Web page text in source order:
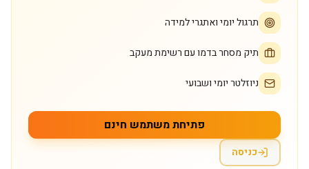
תרגול יומי ואתגרי למידה
תיק מסחר בדמו עם רשימת מעקב
ניוזלטר יומי ושבועי
פתיחת משתמש חינם
כניסה